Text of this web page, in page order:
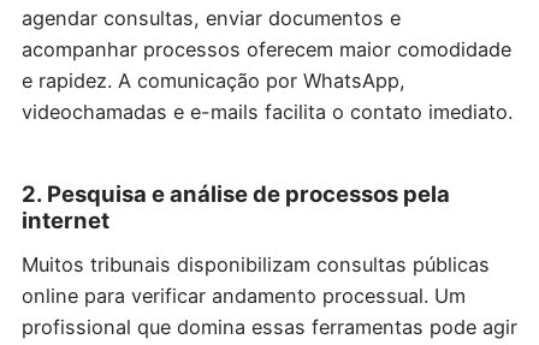
agendar consultas, enviar documentos e
acompanhar processos oferecem maior comodidade
e rapidez. A comunicação por WhatsApp,
videochamadas e e-mails facilita o contato imediato.
2. Pesquisa e análise de processos pela
internet
Muitos tribunais disponibilizam consultas públicas
online para verificar andamento processual. Um
profissional que domina essas ferramentas pode agir